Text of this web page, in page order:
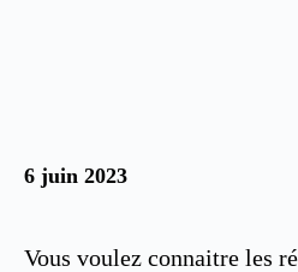
6 juin 2023
Vous voulez connaitre les